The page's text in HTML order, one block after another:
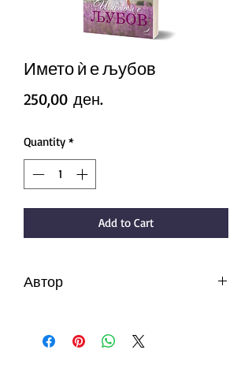
Името ѝ е љубов
250,00 ден.
Quantity *
Add to Cart
Автор